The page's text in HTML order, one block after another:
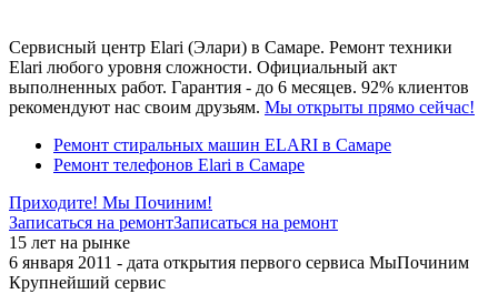
Сервисный центр Elari (Элари) в Самаре. Ремонт техники
Elari любого уровня сложности. Официальный акт
выполненных работ. Гарантия - до 6 месяцев. 92% клиентов
рекомендуют нас своим друзьям. Мы открыты прямо сейчас!
Ремонт стиральных машин ELARI в Самаре
Ремонт телефонов Elari в Самаре
Приходите! Мы Починим!
Записаться на ремонтЗаписаться на ремонт
15 лет на рынке
6 января 2011 - дата открытия первого сервиса МыПочиним
Крупнейший сервис